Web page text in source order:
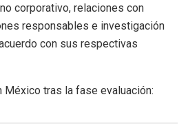
corporativo, relaciones con
responsables e investigación
con sus respectivas
México tras la fase evaluación: